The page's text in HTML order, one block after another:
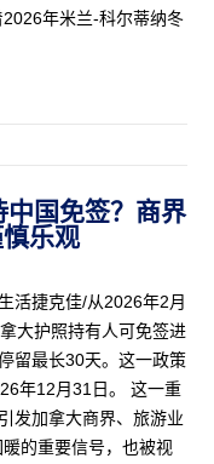
年米兰-科尔蒂纳冬
中国免签？商界
乐观
活捷克佳/从2026年2月
大护照持有人可免签进
留最长30天。这一政策
年12月31日。 这一重
发加拿大商界、旅游业
的重要信号，也被视